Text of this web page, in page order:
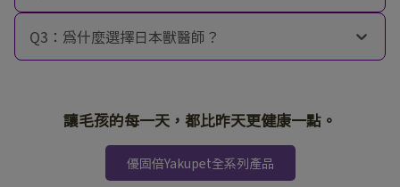
Q3：為什麼選擇日本獸醫師？
讓毛孩的每一天，都比昨天更健康一點。
優固倍Yakupet全系列產品